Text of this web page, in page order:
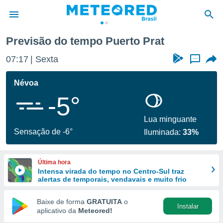
da
a este
das
e
forma
digital
Previsão do tempo Puerto Prat
07:17 Sexta ...
Névoa
-5°
Sensação de -6°
Lua minguante
Iluminada:33%
Última hora
Intensa virada do tempo no Centro-Sul traz
alertas de temporais, vendavais e muito frio
Baixe de forma GRATUITA o
aplicativo da Meteored!
Instalar